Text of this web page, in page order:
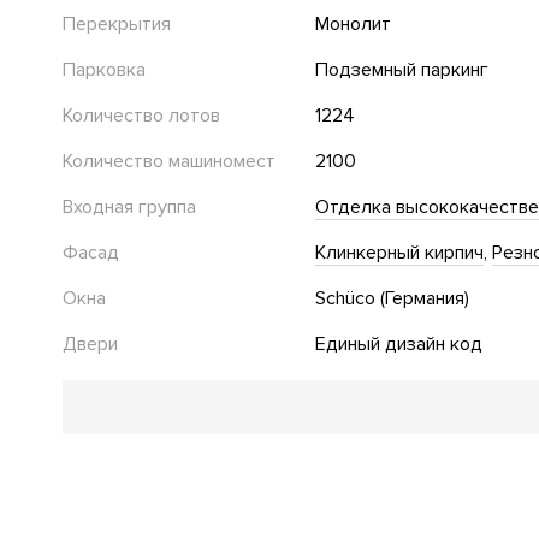
Перекрытия
Монолит
Парковка
Подземный паркинг
Количество лотов
1224
Количество машиномест
2100
Входная группа
Отделка
Фасад
Клинкерный кирпич
Окна
Schüco (Германия)
Двери
Единый дизайн код